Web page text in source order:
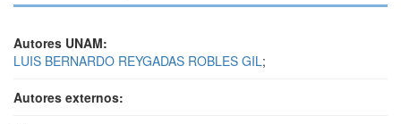
Autores UNAM:
LUIS BERNARDO REYGADAS ROBLES GIL;
Autores externos: